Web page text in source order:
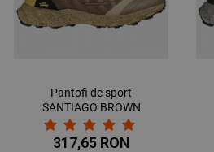
Pantofi de sport
SANTIAGO BROWN
317,65 RON